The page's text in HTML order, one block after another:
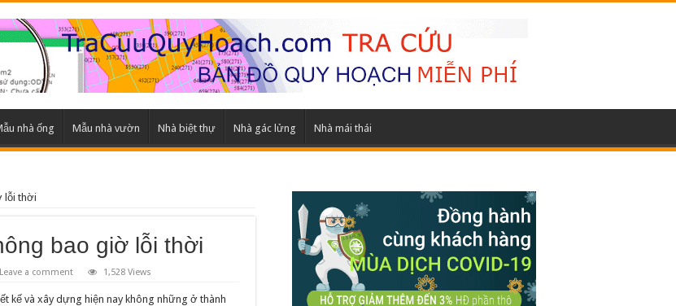
nhà ống Mẫu nhà vườn Nhà biệt thự Nhà gác lửng Nhà mái thái
lỗi thời
bao giờ lỗi thời
Leave a comment 1,528 Views
kế và xây dựng hiện nay không những ở thành